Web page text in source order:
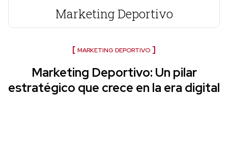
Marketing Deportivo
MARKETING DEPORTIVO
Marketing Deportivo: Un pilar
estratégico que crece en la era digital